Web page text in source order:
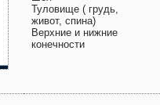
Туловище ( грудь,
живот, спина)
Верхние и нижние
конечности